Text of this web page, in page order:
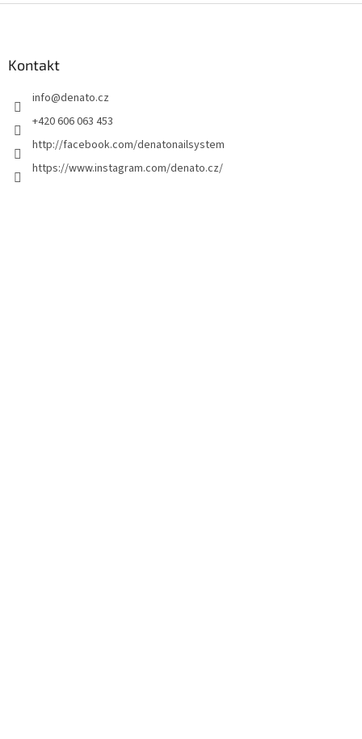
Kontakt
info@denato.cz
+420 606 063 453
http://facebook.com/denatonailsystem
https://www.instagram.com/denato.cz/